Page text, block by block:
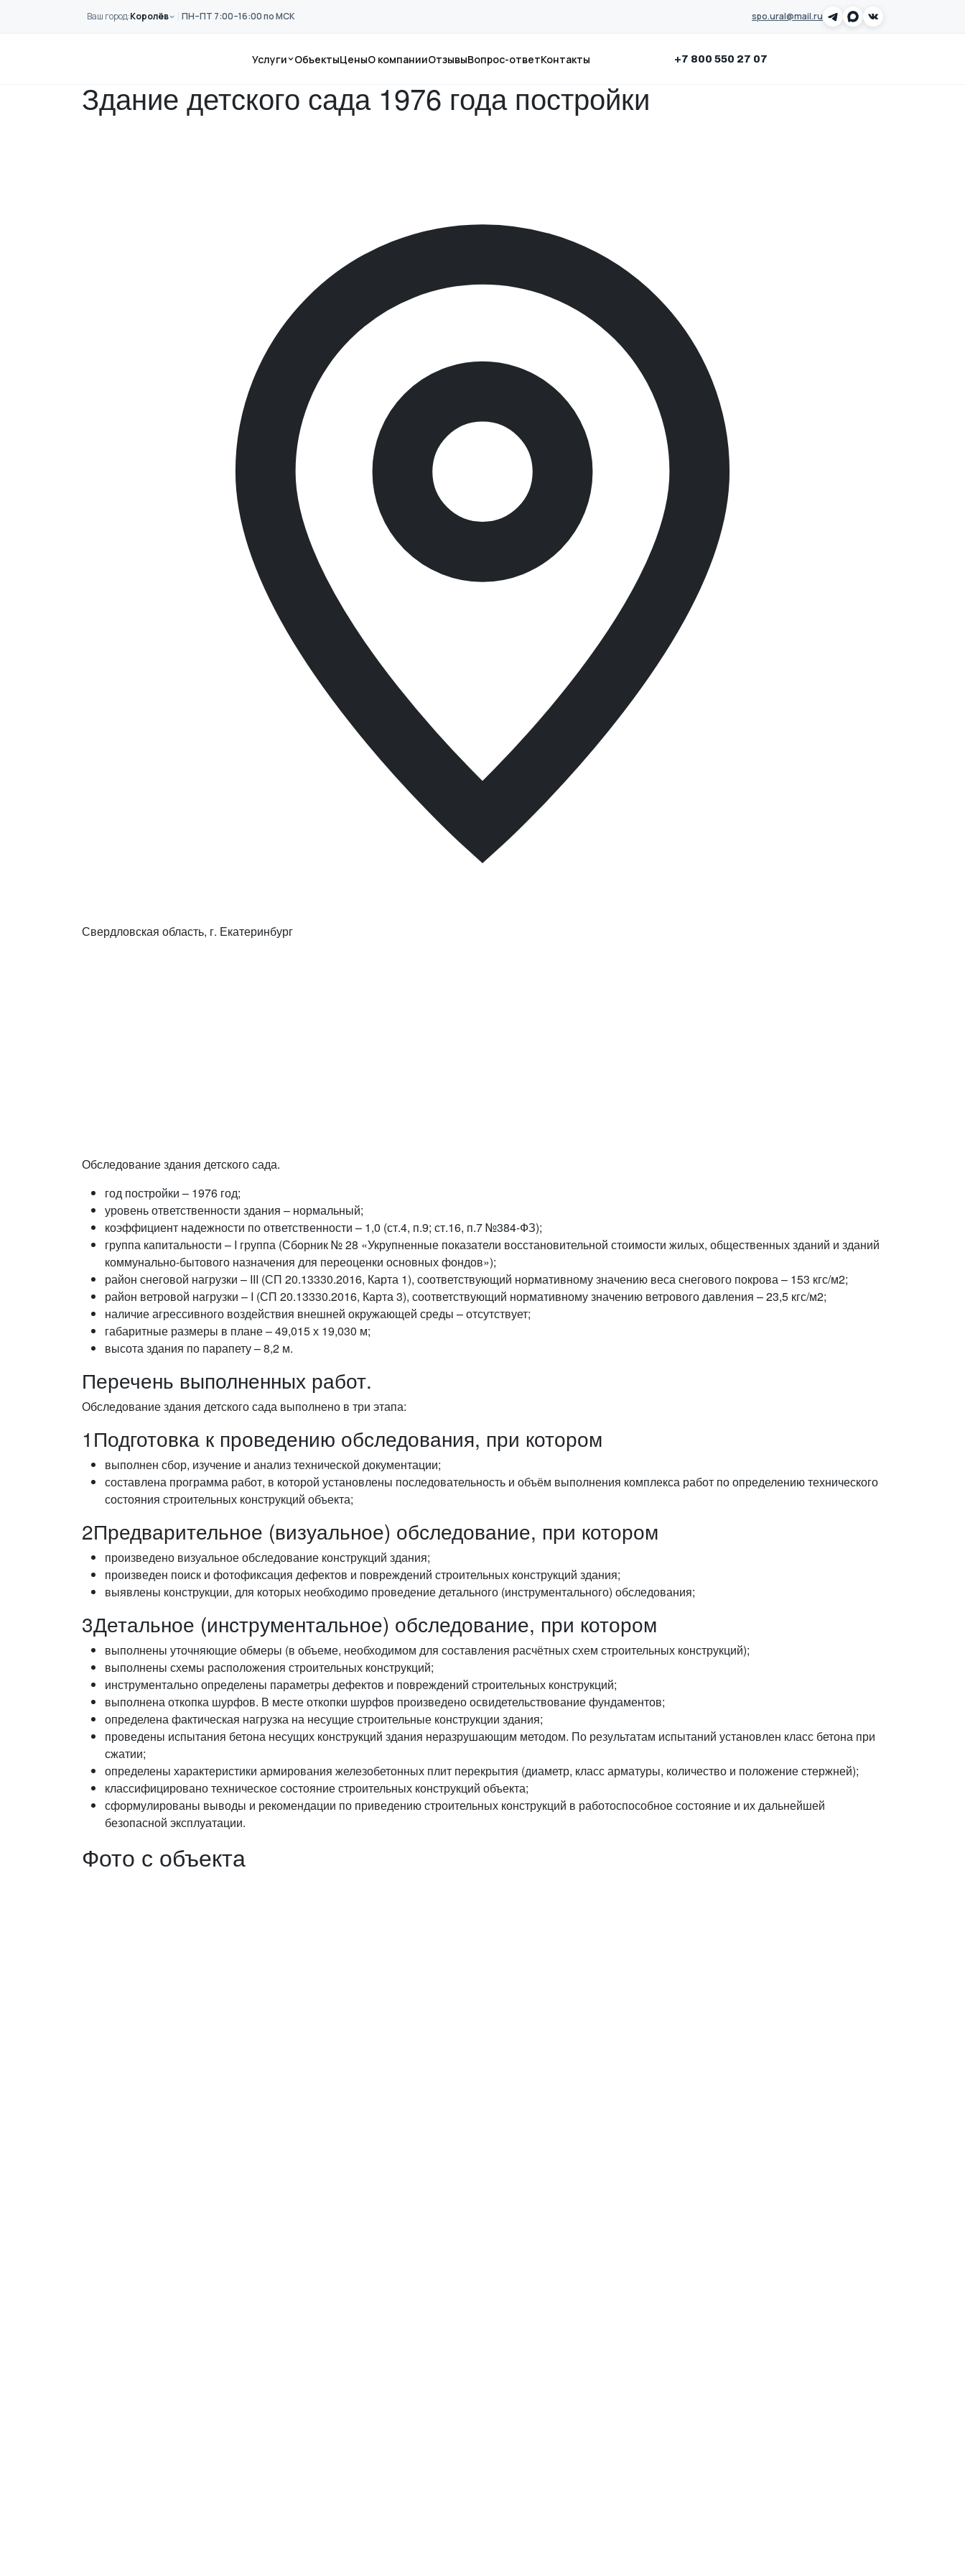
Ваш город:Королёв ПН–ПТ 7:00–16:00 по МСК spo.ural@mail.ru
Услуги ОбъектыЦеныО компанииОтзывыВопрос-ответКонтакты +7 800 550 27 07
Главная
Здание детского сада 1976 года постройки
Здание детского сада 1976 года постройки
Свердловская область, г. Екатеринбург
Обследование здания детского сада.
год постройки – 1976 год;
уровень ответственности здания – нормальный;
коэффициент надежности по ответственности – 1,0 (ст.4, п.9; ст.16, п.7 №384-ФЗ);
группа капитальности – I группа (Сборник № 28 «Укрупненные показатели восстановительной стоимости жилых, общественных зданий и зданий
коммунально-бытового назначения для переоценки основных фондов»);
район снеговой нагрузки – III (СП 20.13330.2016, Карта 1), соответствующий нормативному значению веса снегового покрова – 153 кгс/м2;
район ветровой нагрузки – I (СП 20.13330.2016, Карта 3), соответствующий нормативному значению ветрового давления – 23,5 кгс/м2;
наличие агрессивного воздействия внешней окружающей среды – отсутствует;
габаритные размеры в плане – 49,015 х 19,030 м;
высота здания по парапету – 8,2 м.
Перечень выполненных работ.
Обследование здания детского сада выполнено в три этапа:
1 Подготовка к проведению обследования, при котором
выполнен сбор, изучение и анализ технической документации;
составлена программа работ, в которой установлены последовательность и объём выполнения комплекса работ по определению технического
состояния строительных конструкций объекта;
2Предварительное (визуальное) обследование, при котором
произведено визуальное обследование конструкций здания;
произведен поиск и фотофиксация дефектов и повреждений строительных конструкций здания;
выявлены конструкции, для которых необходимо проведение детального (инструментального) обследования;
3Детальное (инструментальное) обследование, при котором
выполнены уточняющие обмеры (в объеме, необходимом для составления расчётных схем строительных конструкций);
выполнены схемы расположения строительных конструкций;
инструментально определены параметры дефектов и повреждений строительных конструкций;
выполнена откопка шурфов. В месте откопки шурфов произведено освидетельствование фундаментов;
определена фактическая нагрузка на несущие строительные конструкции здания;
проведены испытания бетона несущих конструкций здания неразрушающим методом. По результатам испытаний установлен класс бетона при
сжатии;
определены характеристики армирования железобетонных плит перекрытия (диаметр, класс арматуры, количество и положение стержней);
классифицировано техническое состояние строительных конструкций объекта;
сформулированы выводы и рекомендации по приведению строительных конструкций в работоспособное состояние и их дальнейшей
безопасной эксплуатации.
Фото с объекта